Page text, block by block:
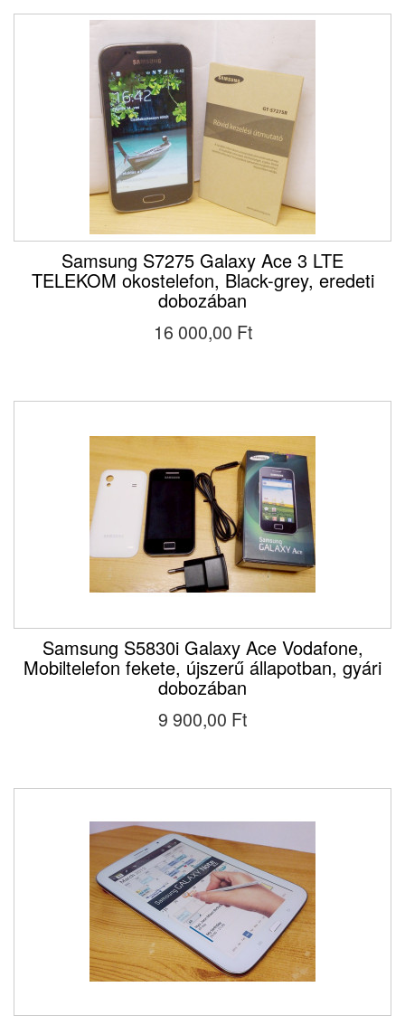
Samsung S7275 Galaxy Ace 3 LTE
TELEKOM okostelefon, Black-grey, eredeti
dobozában
16 000,00 Ft‎
Samsung S5830i Galaxy Ace Vodafone,
Mobiltelefon fekete, újszerű állapotban, gyári
dobozában
9 900,00 Ft‎